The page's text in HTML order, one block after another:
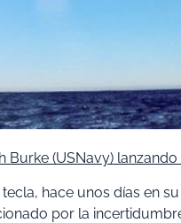
Burke (USNavy)
hace unos días en
por la